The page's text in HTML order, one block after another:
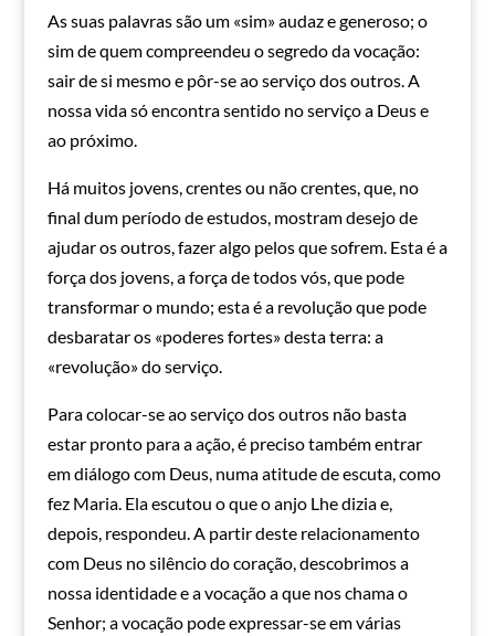
As suas palavras são um «sim» audaz e generoso; o
sim de quem compreendeu o segredo da vocação:
sair de si mesmo e pôr-se ao serviço dos outros. A
nossa vida só encontra sentido no serviço a Deus e
ao próximo.
Há muitos jovens, crentes ou não crentes, que, no
final dum período de estudos, mostram desejo de
ajudar os outros, fazer algo pelos que sofrem. Esta é a
força dos jovens, a força de todos vós, que pode
transformar o mundo; esta é a revolução que pode
desbaratar os «poderes fortes» desta terra: a
«revolução» do serviço.
Para colocar-se ao serviço dos outros não basta
estar pronto para a ação, é preciso também entrar
em diálogo com Deus, numa atitude de escuta, como
fez Maria. Ela escutou o que o anjo Lhe dizia e,
depois, respondeu. A partir deste relacionamento
com Deus no silêncio do coração, descobrimos a
nossa identidade e a vocação a que nos chama o
Senhor; a vocação pode expressar-se em várias